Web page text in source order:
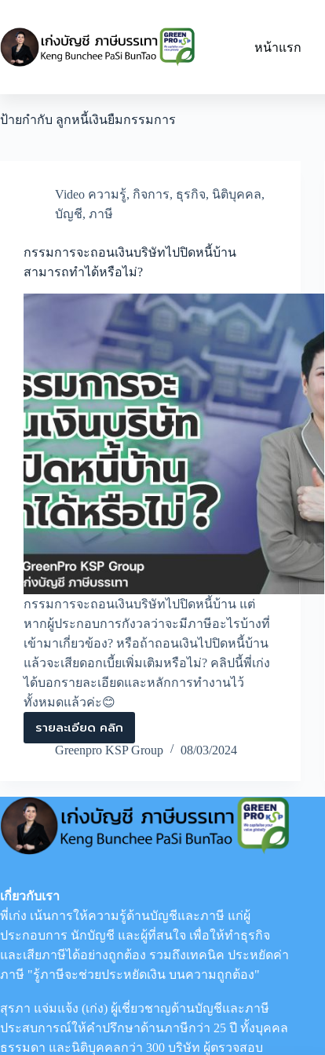
content
หน้าแรก
ป้ายกำกับ ลูกหนี้เงินยืมกรรมการ
Video ความรู้, กิจการ, ธุรกิจ, นิติบุคคล,
บัญชี, ภาษี
กรรมการจะถอนเงินบริษัทไปปิดหนี้บ้าน
สามารถทำได้หรือไม่?
กรรมการจะถอนเงินบริษัทไปปิดหนี้บ้าน แต่
หากผู้ประกอบการกังวลว่าจะมีภาษีอะไรบ้างที่
เข้ามาเกี่ยวข้อง? หรือถ้าถอนเงินไปปิดหนี้บ้าน
แล้วจะเสียดอกเบี้ยเพิ่มเติมหรือไม่? คลิปนี้พี่เก่ง
ได้บอกรายละเอียดและหลักการทำงานไว้
ทั้งหมดแล้วค่ะ😊
รายละเอียด คลิก
กรรมการ
จะ
ถอน
ไป
ปิด
หนี้
บ้าน
Greenpro KSP Group 08/03/2024
เกี่ยวกับเรา
พี่เก่ง เน้นการให้ความรู้ด้านบัญชีและภาษี แก่ผู้
ประกอบการ นักบัญชี และผู้ที่สนใจ เพื่อให้ทำธุรกิจ
และเสียภาษีได้อย่างถูกต้อง รวมถึงเทคนิค ประหยัดค่า
ภาษี "รู้ภาษีจะช่วยประหยัดเงิน บนความถูกต้อง"
สุรภา แจ่มแจ้ง (เก่ง) ผู้เชี่ยวชาญด้านบัญชีและภาษี
ประสบการณ์ให้คำปรึกษาด้านภาษีกว่า 25 ปี ทั้งบุคคล
ธรรมดา และนิติบุคคลกว่า 300 บริษัท ผู้ตรวจสอบ